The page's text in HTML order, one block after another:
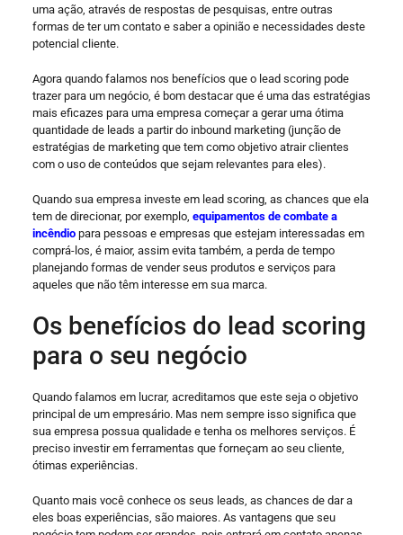
uma ação, através de respostas de pesquisas, entre outras
formas de ter um contato e saber a opinião e necessidades deste
potencial cliente.
Agora quando falamos nos benefícios que o lead scoring pode
trazer para um negócio, é bom destacar que é uma das estratégias
mais eficazes para uma empresa começar a gerar uma ótima
quantidade de leads a partir do inbound marketing (junção de
estratégias de marketing que tem como objetivo atrair clientes
com o uso de conteúdos que sejam relevantes para eles).
Quando sua empresa investe em lead scoring, as chances que ela
tem de direcionar, por exemplo, equipamentos de combate a
incêndio para pessoas e empresas que estejam interessadas em
comprá-los, é maior, assim evita também, a perda de tempo
planejando formas de vender seus produtos e serviços para
aqueles que não têm interesse em sua marca.
Os benefícios do lead scoring
para o seu negócio
Quando falamos em lucrar, acreditamos que este seja o objetivo
principal de um empresário. Mas nem sempre isso significa que
sua empresa possua qualidade e tenha os melhores serviços. É
preciso investir em ferramentas que forneçam ao seu cliente,
ótimas experiências.
Quanto mais você conhece os seus leads, as chances de dar a
eles boas experiências, são maiores. As vantagens que seu